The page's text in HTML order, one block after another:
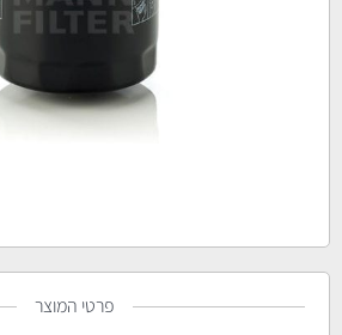
פרטי המוצר